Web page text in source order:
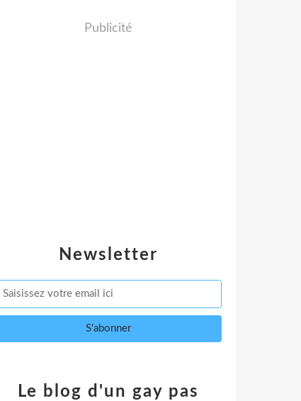
Newsletter
Publicité
Le blog d'un gay pas